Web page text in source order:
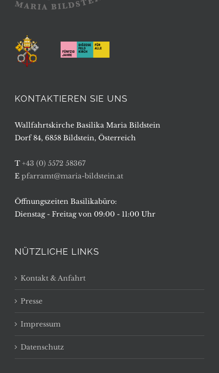
KONTAKTIEREN SIE UNS
Wallfahrtskirche Basilika Maria Bildstein
Dorf 84, 6858 Bildstein, Österreich
T +43 (0) 5572 58367
E pfarramt@maria-bildstein.at
Öffnungszeiten Basilikabüro:
Dienstag - Freitag von 09:00 - 11:00 Uhr
NÜTZLICHE LINKS
Kontakt & Anfahrt
Presse
Impressum
Datenschutz